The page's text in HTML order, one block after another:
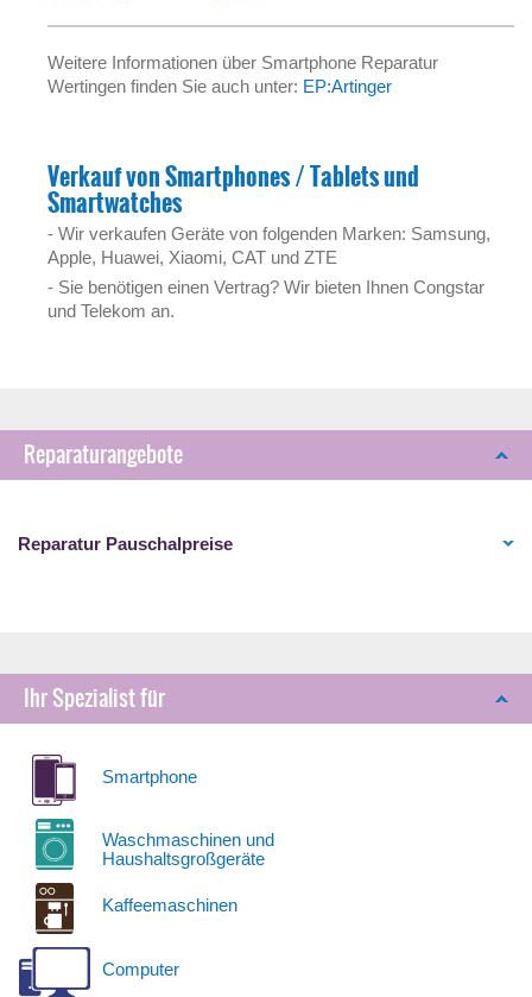
Weitere Informationen über Smartphone Reparatur
Wertingen finden Sie auch unter: EP:Artinger
Verkauf von Smartphones / Tablets und
Smartwatches
- Wir verkaufen Geräte von folgenden Marken: Samsung,
Apple, Huawei, Xiaomi, CAT und ZTE
- Sie benötigen einen Vertrag? Wir bieten Ihnen Congstar
und Telekom an.
Reparaturangebote
Reparatur Pauschalpreise
Ihr Spezialist für
Smartphone
Waschmaschinen und
Haushaltsgroßgeräte
Kaffeemaschinen
Computer